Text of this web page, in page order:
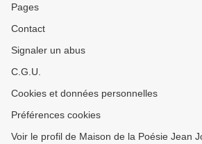
Pages
Contact
Signaler un abus
C.G.U.
Cookies et données personnelles
Préférences cookies
Voir le profil de Maison de la Poésie Jean